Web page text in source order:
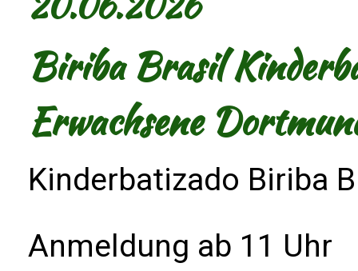
Biriba Brasil
Erwachsene
Kinderbatizado Biriba
Anmeldung ab 11 Uhr